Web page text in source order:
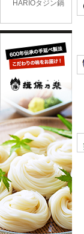
HARIOタジン鍋